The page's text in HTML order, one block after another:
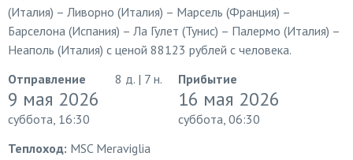
(Италия) – Ливорно (Италия) – Марсель (Франция) –
Барселона (Испания) – Ла Гулет (Тунис) – Палермо (Италия) –
Неаполь (Италия) с ценой 88123 рублей с человека.
Отправление
9 мая 2026
суббота, 16:30
8 д. | 7 н. Прибытие
16 мая 2026
суббота, 06:30
Теплоход: MSC Meraviglia